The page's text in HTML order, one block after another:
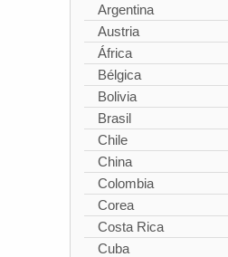
Argentina
Austria
África
Bélgica
Bolivia
Brasil
Chile
China
Colombia
Corea
Costa Rica
Cuba